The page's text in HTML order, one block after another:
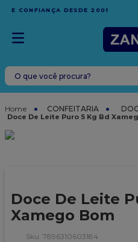
EM COMPRAS
ESPÍRITO SANTO
O que você procura?
CONFEITARIA
Doce De Leite Puro 5 Kg Bd
Doce De Leite
Xamego Bom
: 7896310603184
TERMOS MAIS BUSCADOS
leite condensado
6